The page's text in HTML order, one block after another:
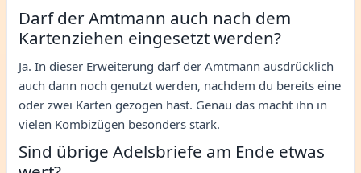
Darf der Amtmann auch nach dem
Kartenziehen eingesetzt werden?
Ja. In dieser Erweiterung darf der Amtmann ausdrücklich
auch dann noch genutzt werden, nachdem du bereits eine
oder zwei Karten gezogen hast. Genau das macht ihn in
vielen Kombizügen besonders stark.
Sind übrige Adelsbriefe am Ende etwas